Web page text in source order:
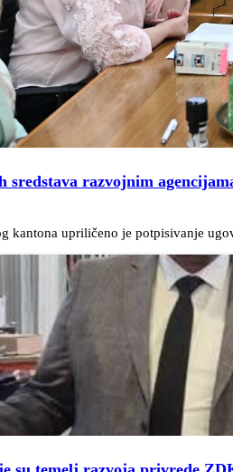
sredstava razvojnim
kantona upriličeno je potpisivanje